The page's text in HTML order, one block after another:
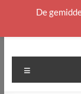
naar
De